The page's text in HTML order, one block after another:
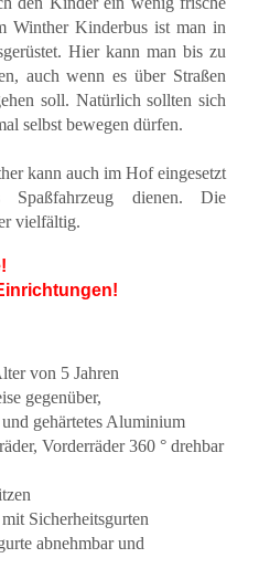
Winther Kinderbus ist man in
Hier kann man bis zu
auch wenn es über Straßen
soll. Natürlich sollten sich
selbst bewegen dürfen.
kann auch im Hof eingesetzt
dienen. Die
vielfältig.
von 5 Jahren
gegenüber,
gehärtetes Aluminium
Vorderräder 360 ° drehbar
Sicherheitsgurten
abnehmbar und